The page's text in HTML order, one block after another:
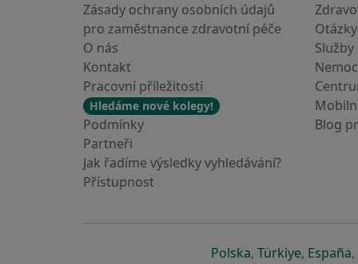
Zásady ochrany osobních údajů
pro zaměstnance zdravotní péče
O nás
Kontakt
Pracovní příležitosti
Hledáme nové kolegy!
Podmínky
Partneři
Jak řadíme výsledky vyhledávání?
Přístupnost
Služby
Blog
Polskase otevře v nové
, Türkiyese
, España,